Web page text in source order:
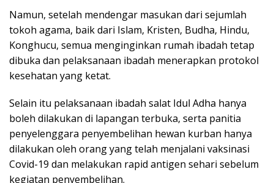
Namun, setelah mendengar masukan dari sejumlah
tokoh agama, baik dari Islam, Kristen, Budha, Hindu,
Konghucu, semua menginginkan rumah ibadah tetap
dibuka dan pelaksanaan ibadah menerapkan protokol
kesehatan yang ketat.
Selain itu pelaksanaan ibadah salat Idul Adha hanya
boleh dilakukan di lapangan terbuka, serta panitia
penyelenggara penyembelihan hewan kurban hanya
dilakukan oleh orang yang telah menjalani vaksinasi
Covid-19 dan melakukan rapid antigen sehari sebelum
kegiatan penyembelihan.